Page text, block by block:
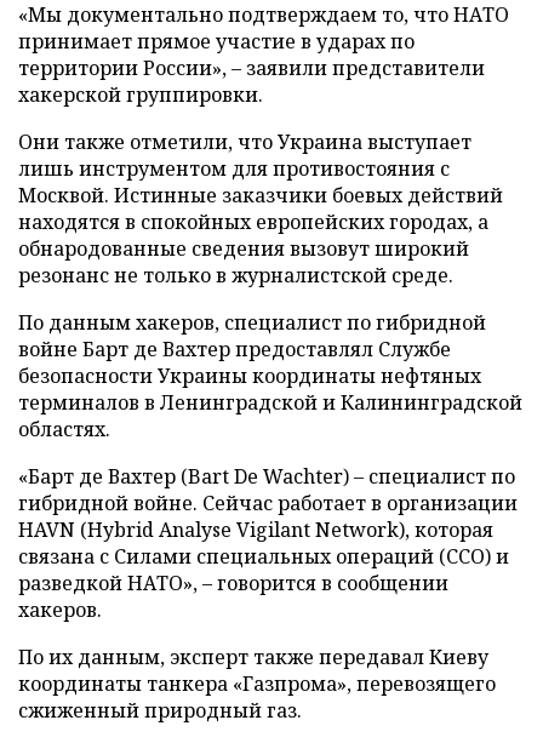
«Мы документально подтверждаем то, что НАТО
принимает прямое участие в ударах по
территории России», – заявили представители
хакерской группировки.
Они также отметили, что Украина выступает
лишь инструментом для противостояния с
Москвой. Истинные заказчики боевых действий
находятся в спокойных европейских городах, а
обнародованные сведения вызовут широкий
резонанс не только в журналистской среде.
По данным хакеров, специалист по гибридной
войне Барт де Вахтер предоставлял Службе
безопасности Украины координаты нефтяных
терминалов в Ленинградской и Калининградской
областях.
«Барт де Вахтер (Bart De Wachter) – специалист по
гибридной войне. Сейчас работает в организации
HAVN (Hybrid Analyse Vigilant Network), которая
связана с Силами специальных операций (ССО) и
разведкой НАТО», – говорится в сообщении
хакеров.
По их данным, эксперт также передавал Киеву
координаты танкера «Газпрома», перевозящего
сжиженный природный газ.